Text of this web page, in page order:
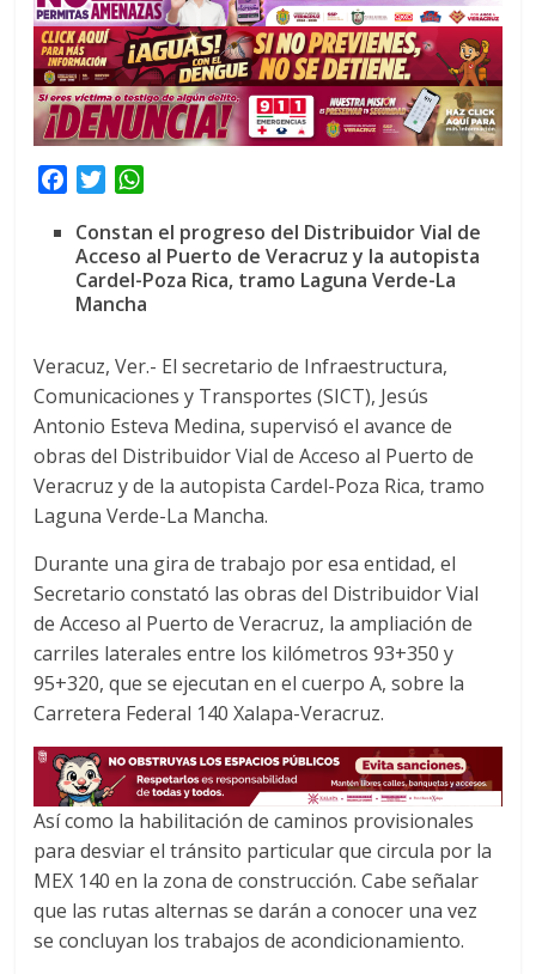
e
b
k
T
i
t
t
a
t
s
p
Constan el progreso del Distribuidor Vial de
Acceso al Puerto de Veracruz y la autopista
Cardel-Poza Rica, tramo Laguna Verde-La
Mancha
Veracuz, Ver.- El secretario de Infraestructura,
Comunicaciones y Transportes (SICT), Jesús
Antonio Esteva Medina, supervisó el avance de
obras del Distribuidor Vial de Acceso al Puerto de
Veracruz y de la autopista Cardel-Poza Rica, tramo
Laguna Verde-La Mancha.
Durante una gira de trabajo por esa entidad, el
Secretario constató las obras del Distribuidor Vial
de Acceso al Puerto de Veracruz, la ampliación de
carriles laterales entre los kilómetros 93+350 y
95+320, que se ejecutan en el cuerpo A, sobre la
Carretera Federal 140 Xalapa-Veracruz.
Así como la habilitación de caminos provisionales
para desviar el tránsito particular que circula por la
MEX 140 en la zona de construcción. Cabe señalar
que las rutas alternas se darán a conocer una vez
se concluyan los trabajos de acondicionamiento.